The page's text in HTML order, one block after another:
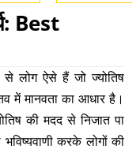
Best
से लोग ऐसे हैं जो ज्योतिष
में मानवता का आधार है।
की मदद से निजात पा
करके लोगों की